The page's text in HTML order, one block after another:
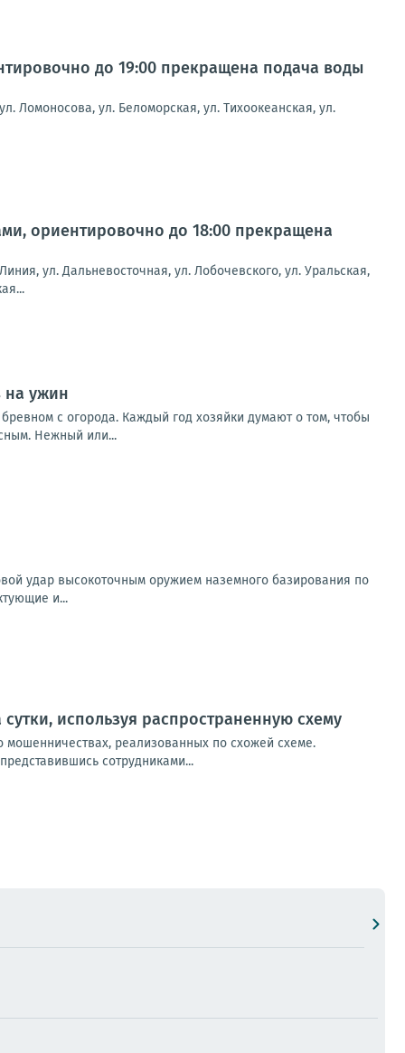
до 19:00 прекращена подача воды
Ломоносова, ул. Беломорская, ул. Тихоокеанская, ул.
ориентировочно до 18:00 прекращена
ул. Дальневосточная, ул. Лобочевского, ул. Уральская,
на ужин
с огорода. Каждый год хозяйки думают о том, чтобы
Нежный или...
удар высокоточным оружием наземного базирования по
и...
используя распространенную схему
реализованных по схожей схеме.
сотрудниками...